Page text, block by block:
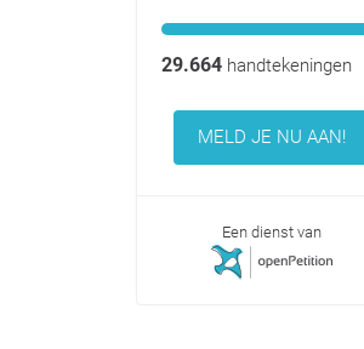
29.664handtekeningen
MELD JE NU AAN!
Een dienst van